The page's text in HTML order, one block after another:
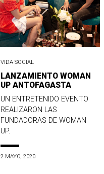
VIDA SOCIAL
LANZAMIENTO WOMAN
UP ANTOFAGASTA
UN ENTRETENIDO EVENTO
REALIZARON LAS
FUNDADORAS DE WOMAN
UP.
2 MAYO, 2020